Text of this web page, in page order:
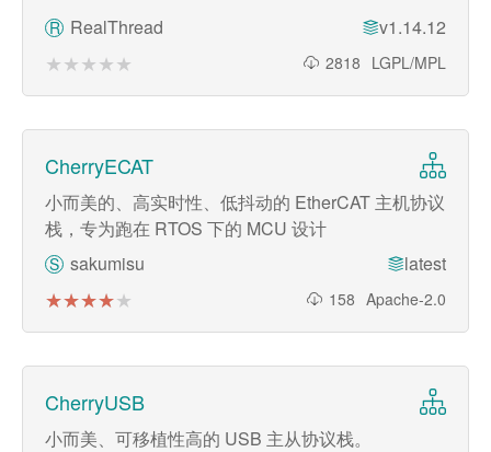
R RealThread v1.14.12
★★★★★
★★★★★ 2818 LGPL/MPL
CherryECAT
小而美的、高实时性、低抖动的 EtherCAT 主机协议
栈，专为跑在 RTOS 下的 MCU 设计
S sakumisu latest
★★★★★
★★★★★ 158 Apache-2.0
CherryUSB
小而美、可移植性高的 USB 主从协议栈。